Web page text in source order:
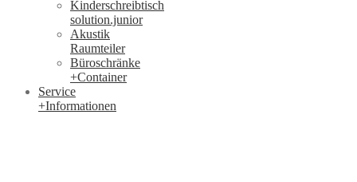
Kinderschreibtisch
solution.junior
Akustik
Raumteiler
Büroschränke
+Container
Service
+Informationen